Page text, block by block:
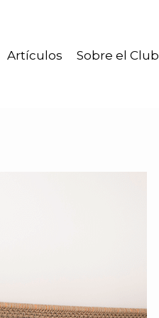
Artículos Sobre el Club